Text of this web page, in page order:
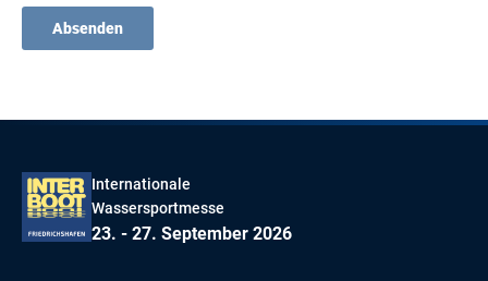
Absenden
Internationale
Wassersportmesse
23. - 27. September 2026